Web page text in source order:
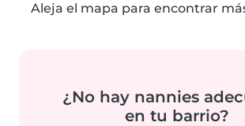
Aleja el mapa para encontrar
¿No hay nannies
en tu barrio?